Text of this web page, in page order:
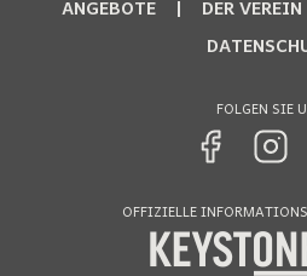
ANGEBOTE
DER VEREIN
FOLGEN SIE
OFFIZIELLE